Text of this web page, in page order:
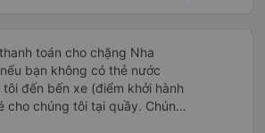
toán cho chặng Nha
bạn không có thẻ nước
đến bến xe (điểm khởi hành
chúng tôi tại quầy. Chúng
về trực tiếp tại quầy, vì giá